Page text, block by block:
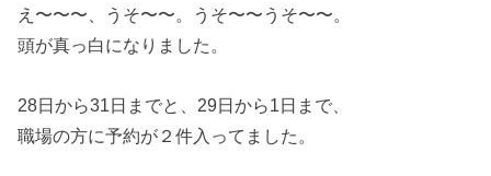
え〜〜〜、うそ〜〜。うそ〜〜うそ〜〜。
頭が真っ白になりました。
28日から31日までと、29日から1日まで、
職場の方に予約が２件入ってました。